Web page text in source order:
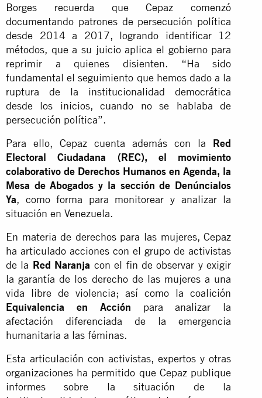
Borges recuerda que Cepaz comenzó
documentando patrones de persecución política
desde 2014 a 2017, logrando identificar 12
métodos, que a su juicio aplica el gobierno para
reprimir a quienes disienten. “Ha sido
fundamental el seguimiento que hemos dado a la
ruptura de la institucionalidad democrática
desde los inicios, cuando no se hablaba de
persecución política”.
Para ello, Cepaz cuenta además con la Red
Electoral Ciudadana (REC), el movimiento
colaborativo de Derechos Humanos en Agenda, la
Mesa de Abogados y la sección de Denúncialos
Ya, como forma para monitorear y analizar la
situación en Venezuela.
En materia de derechos para las mujeres, Cepaz
ha articulado acciones con el grupo de activistas
de la Red Naranja con el fin de observar y exigir
la garantía de los derecho de las mujeres a una
vida libre de violencia; así como la coalición
Equivalencia en Acción para analizar la
afectación diferenciada de la emergencia
humanitaria a las féminas.
Esta articulación con activistas, expertos y otras
organizaciones ha permitido que Cepaz publique
informes sobre la situación de la